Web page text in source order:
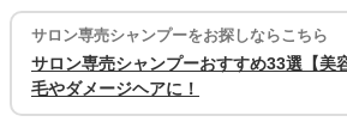
サロン専売シャンプーをお探しならこちら
サロン専売シャンプーおすすめ33選【美
毛やダメージヘアに！